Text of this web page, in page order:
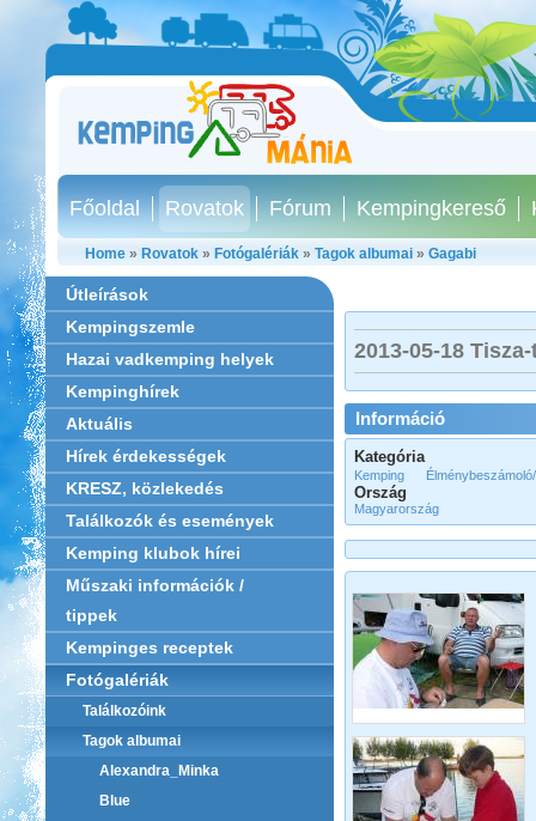
Főoldal Rovatok Fórum Kempingkereső
Home » Rovatok » Fotógalériák » Tagok albumai » Gagabi
Útleírások
Kempingszemle
Hazai vadkemping helyek
Kempinghírek
Aktuális
Hírek érdekességek
KRESZ, közlekedés
Találkozók és események
Kemping klubok hírei
Műszaki információk /
tippek
Kempinges receptek
Fotógalériák
Találkozóink
Tagok albumai
Alexandra_Minka
Blue
2013-05-18
Információ
Kategória
Kemping
Ország
Magyarország